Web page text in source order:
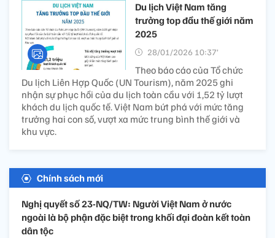
Du lịch Việt Nam tăng
trưởng top đầu thế giới năm
2025
28/01/2026 10:37’
Theo báo cáo của Tổ chức
Du lịch Liên Hợp Quốc (UN Tourism), năm 2025 ghi
nhận sự phục hồi của du lịch toàn cầu với 1,52 tỷ lượt
khách du lịch quốc tế. Việt Nam bứt phá với mức tăng
trưởng hai con số, vượt xa mức trung bình thế giới và
khu vực.
Chính sách mới
Nghị quyết số 23-NQ/TW: Người Việt Nam ở nước
ngoài là bộ phận đặc biệt trong khối đại đoàn kết toàn
dân tộc